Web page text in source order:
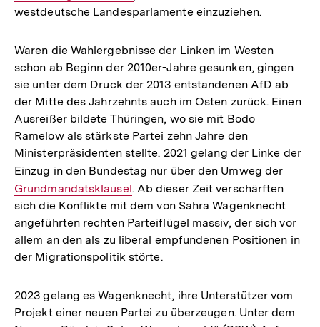
westdeutsche Landesparlamente einzuziehen.
Waren die Wahlergebnisse der Linken im Westen
schon ab Beginn der 2010er-Jahre gesunken, gingen
sie unter dem Druck der 2013 entstandenen AfD ab
der Mitte des Jahrzehnts auch im Osten zurück. Einen
Ausreißer bildete Thüringen, wo sie mit Bodo
Ramelow als stärkste Partei zehn Jahre den
Ministerpräsidenten stellte. 2021 gelang der Linke der
Einzug in den Bundestag nur über den Umweg der
Link:
Grundmandatsklausel. Ab dieser Zeit verschärften
sich die Konflikte mit dem von Sahra Wagenknecht
angeführten rechten Parteiflügel massiv, der sich vor
allem an den als zu liberal empfundenen Positionen in
der Migrationspolitik störte.
2023 gelang es Wagenknecht, ihre Unterstützer vom
Projekt einer neuen Partei zu überzeugen. Unter dem